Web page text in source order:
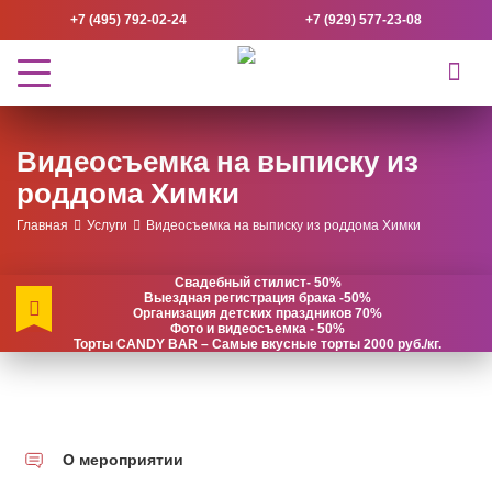
+7 (495) 792-02-24 +7 (929) 577-23-08
Видеосъемка на выписку из
роддома Химки
Главная Услуги Видеосъемка на выписку из роддома Химки
Свадебный стилист- 50%
Выездная регистрация брака -50%
Организация детских праздников 70%
Фото и видеосъемка - 50%
Торты CANDY BAR – Самые вкусные торты 2000 руб./кг.
О мероприятии